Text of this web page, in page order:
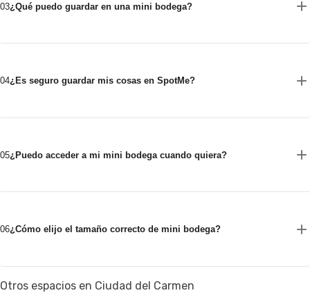
03¿Qué puedo guardar en una mini bodega?
04¿Es seguro guardar mis cosas en SpotMe?
05¿Puedo acceder a mi mini bodega cuando quiera?
06¿Cómo elijo el tamaño correcto de mini bodega?
Otros espacios en Ciudad del Carmen